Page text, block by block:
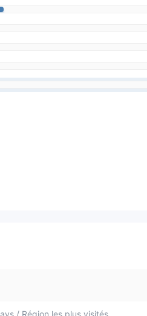
/ Région les plus visités